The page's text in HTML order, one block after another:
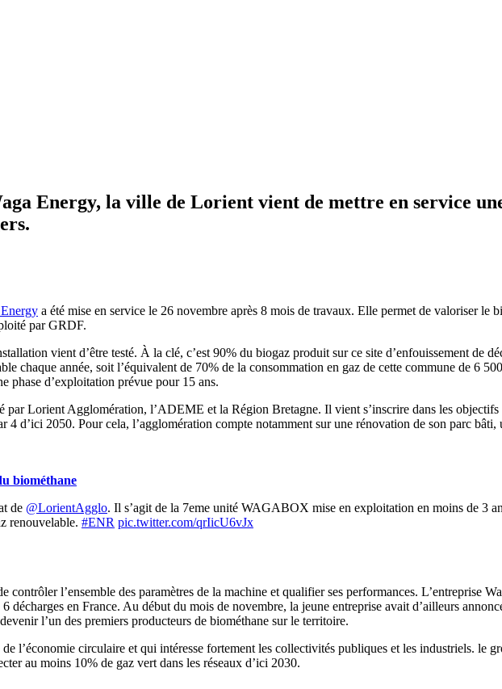
Energy, la ville de Lorient vient de mettre en service
a été mise en service le 26 novembre après 8 mois de travaux. Elle permet de valoriser le
par GRDF.
vient d’être testé. À la clé, c’est 90% du biogaz produit sur ce site d’enfouissement de
chaque année, soit l’équivalent de 70% de la consommation en gaz de cette commune de 6
phase d’exploitation prévue pour 15 ans.
par Lorient Agglomération, l’ADEME et la Région Bretagne. Il vient s’inscrire dans les
4 d’ici 2050. Pour cela, l’agglomération compte notamment sur une rénovation de son parc
biométhane
de @LorientAgglo. Il s’agit de la 7eme unité WAGABOX mise en exploitation en moins de 3
renouvelable. #ENR pic.twitter.com/qrIicU6vJx
contrôler l’ensemble des paramètres de la machine et qualifier ses performances. L’entreprise
décharges en France. Au début du mois de novembre, la jeune entreprise avait d’ailleurs
l’un des premiers producteurs de biométhane sur le territoire.
l’économie circulaire et qui intéresse fortement les collectivités publiques et les industriels. le
au moins 10% de gaz vert dans les réseaux d’ici 2030.